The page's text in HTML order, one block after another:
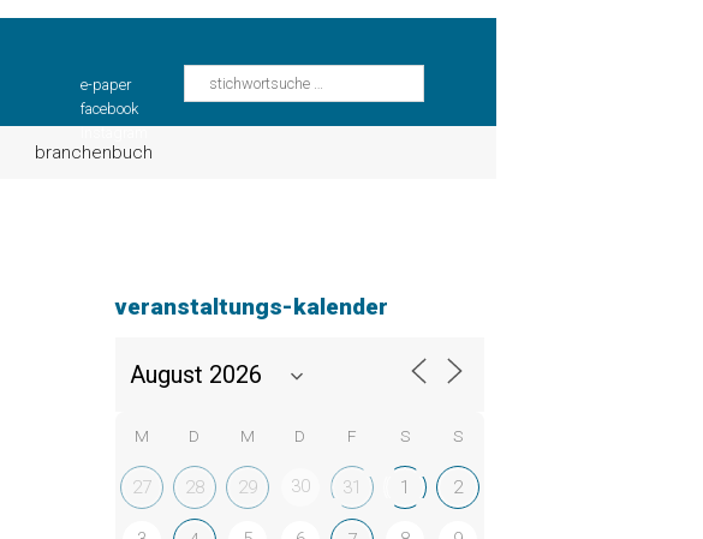
e-paper
facebook
branchenbuch
veranstaltungs-kalender
M D M D F S S
27 28 29 30 31 1 2